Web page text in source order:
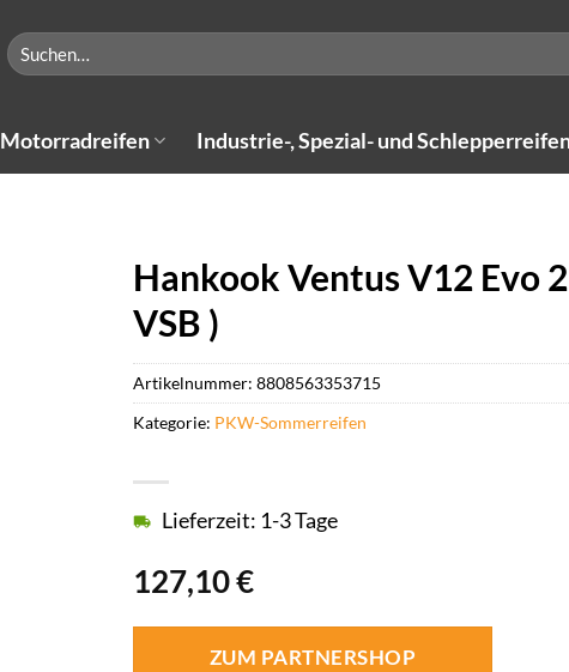
Suchen
nach:
Motorradreifen Industrie-, Spezial- und
Hankook Ventus V12 Evo
VSB )
127,10€
Lieferzeit: 1-3 Tage
ZUM PARTNERSHOP
Artikelnummer: 8808563353715
Kategorie: PKW-Sommerreifen